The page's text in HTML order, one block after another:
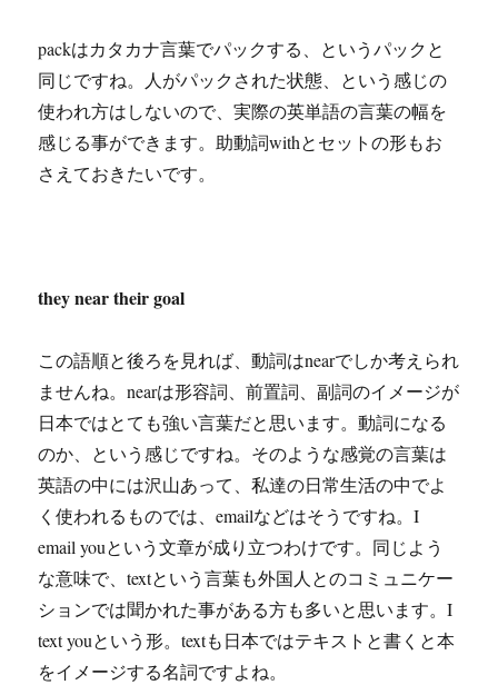
packはカタカナ言葉でパックする、というパックと
同じですね。人がパックされた状態、という感じの
使われ方はしないので、実際の英単語の言葉の幅を
感じる事ができます。助動詞withとセットの形もお
さえておきたいです。
they near their goal
この語順と後ろを見れば、動詞はnearでしか考えられ
ませんね。nearは形容詞、前置詞、副詞のイメージが
日本ではとても強い言葉だと思います。動詞になる
のか、という感じですね。そのような感覚の言葉は
英語の中には沢山あって、私達の日常生活の中でよ
く使われるものでは、emailなどはそうですね。I
email youという文章が成り立つわけです。同じよう
な意味で、textという言葉も外国人とのコミュニケー
ションでは聞かれた事がある方も多いと思います。I
text youという形。textも日本ではテキストと書くと本
をイメージする名詞ですよね。